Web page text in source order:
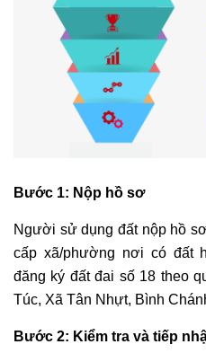
Bước 1: Nộp hồ sơ
Người sử dụng đất nộp hồ
cấp xã/phường nơi có đất
đăng ký đất đai số 18 theo
Túc, Xã Tân Nhựt, Bình
Bước 2: Kiểm tra và tiếp